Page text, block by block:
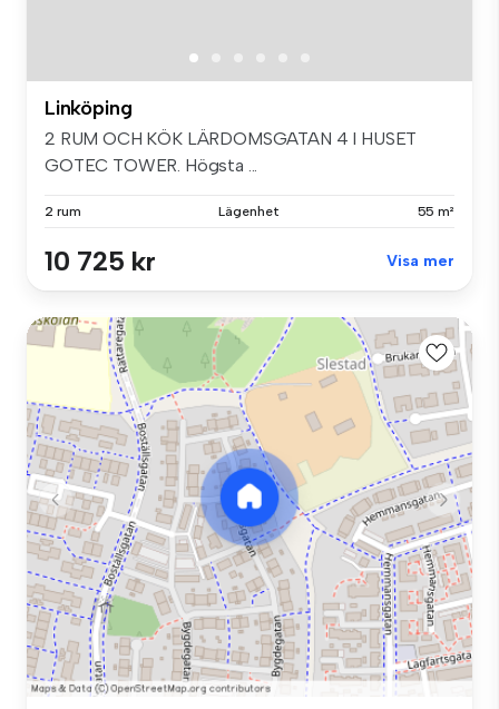
Linköping
2 RUM OCH KÖK LÄRDOMSGATAN 4 I HUSET
GOTEC TOWER. Högsta ...
2 rum Lägenhet 55 m²
10 725 kr Visa mer